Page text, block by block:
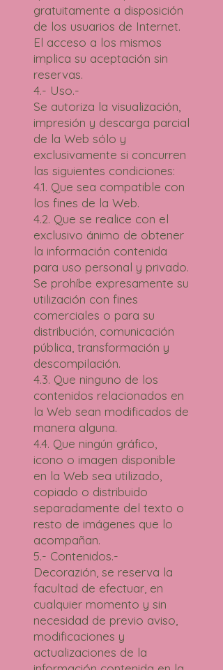
gratuitamente a disposición
de los usuarios de Internet.
El acceso a los mismos
implica su aceptación sin
reservas.
4.- Uso.-
Se autoriza la visualización,
impresión y descarga parcial
de la Web sólo y
exclusivamente si concurren
las siguientes condiciones:
4.1. Que sea compatible con
los fines de la Web.
4.2. Que se realice con el
exclusivo ánimo de obtener
la información contenida
para uso personal y privado.
Se prohíbe expresamente su
utilización con fines
comerciales o para su
distribución, comunicación
pública, transformación y
descompilación.
4.3. Que ninguno de los
contenidos relacionados en
la Web sean modificados de
manera alguna.
4.4. Que ningún gráfico,
icono o imagen disponible
en la Web sea utilizado,
copiado o distribuido
separadamente del texto o
resto de imágenes que lo
acompañan.
5.- Contenidos.-
Decorazión, se reserva la
facultad de efectuar, en
cualquier momento y sin
necesidad de previo aviso,
modificaciones y
actualizaciones de la